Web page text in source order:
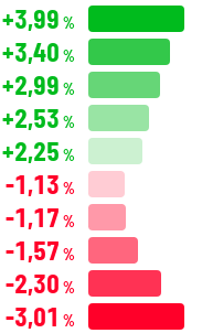
+3,99 %
+3,40 %
+2,99 %
+2,53 %
+2,25 %
-1,13 %
-1,17 %
-1,57 %
-2,30 %
-3,01 %